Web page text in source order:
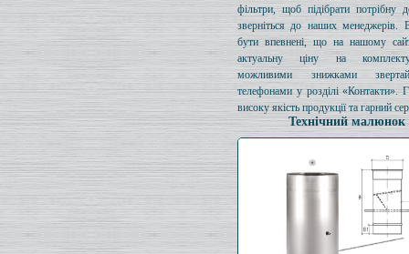
фільтри, щоб підібрати потрібну
зверніться до наших менеджерів.
бути впевнені, що на нашому
актуальну ціну на
можливими знижками
телефонами у розділі «Контакти».
високу якість продукції та гарний
Технічний малюнок